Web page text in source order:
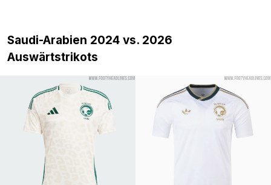
Saudi-Arabien 2024 vs. 2026
Auswärtstrikots